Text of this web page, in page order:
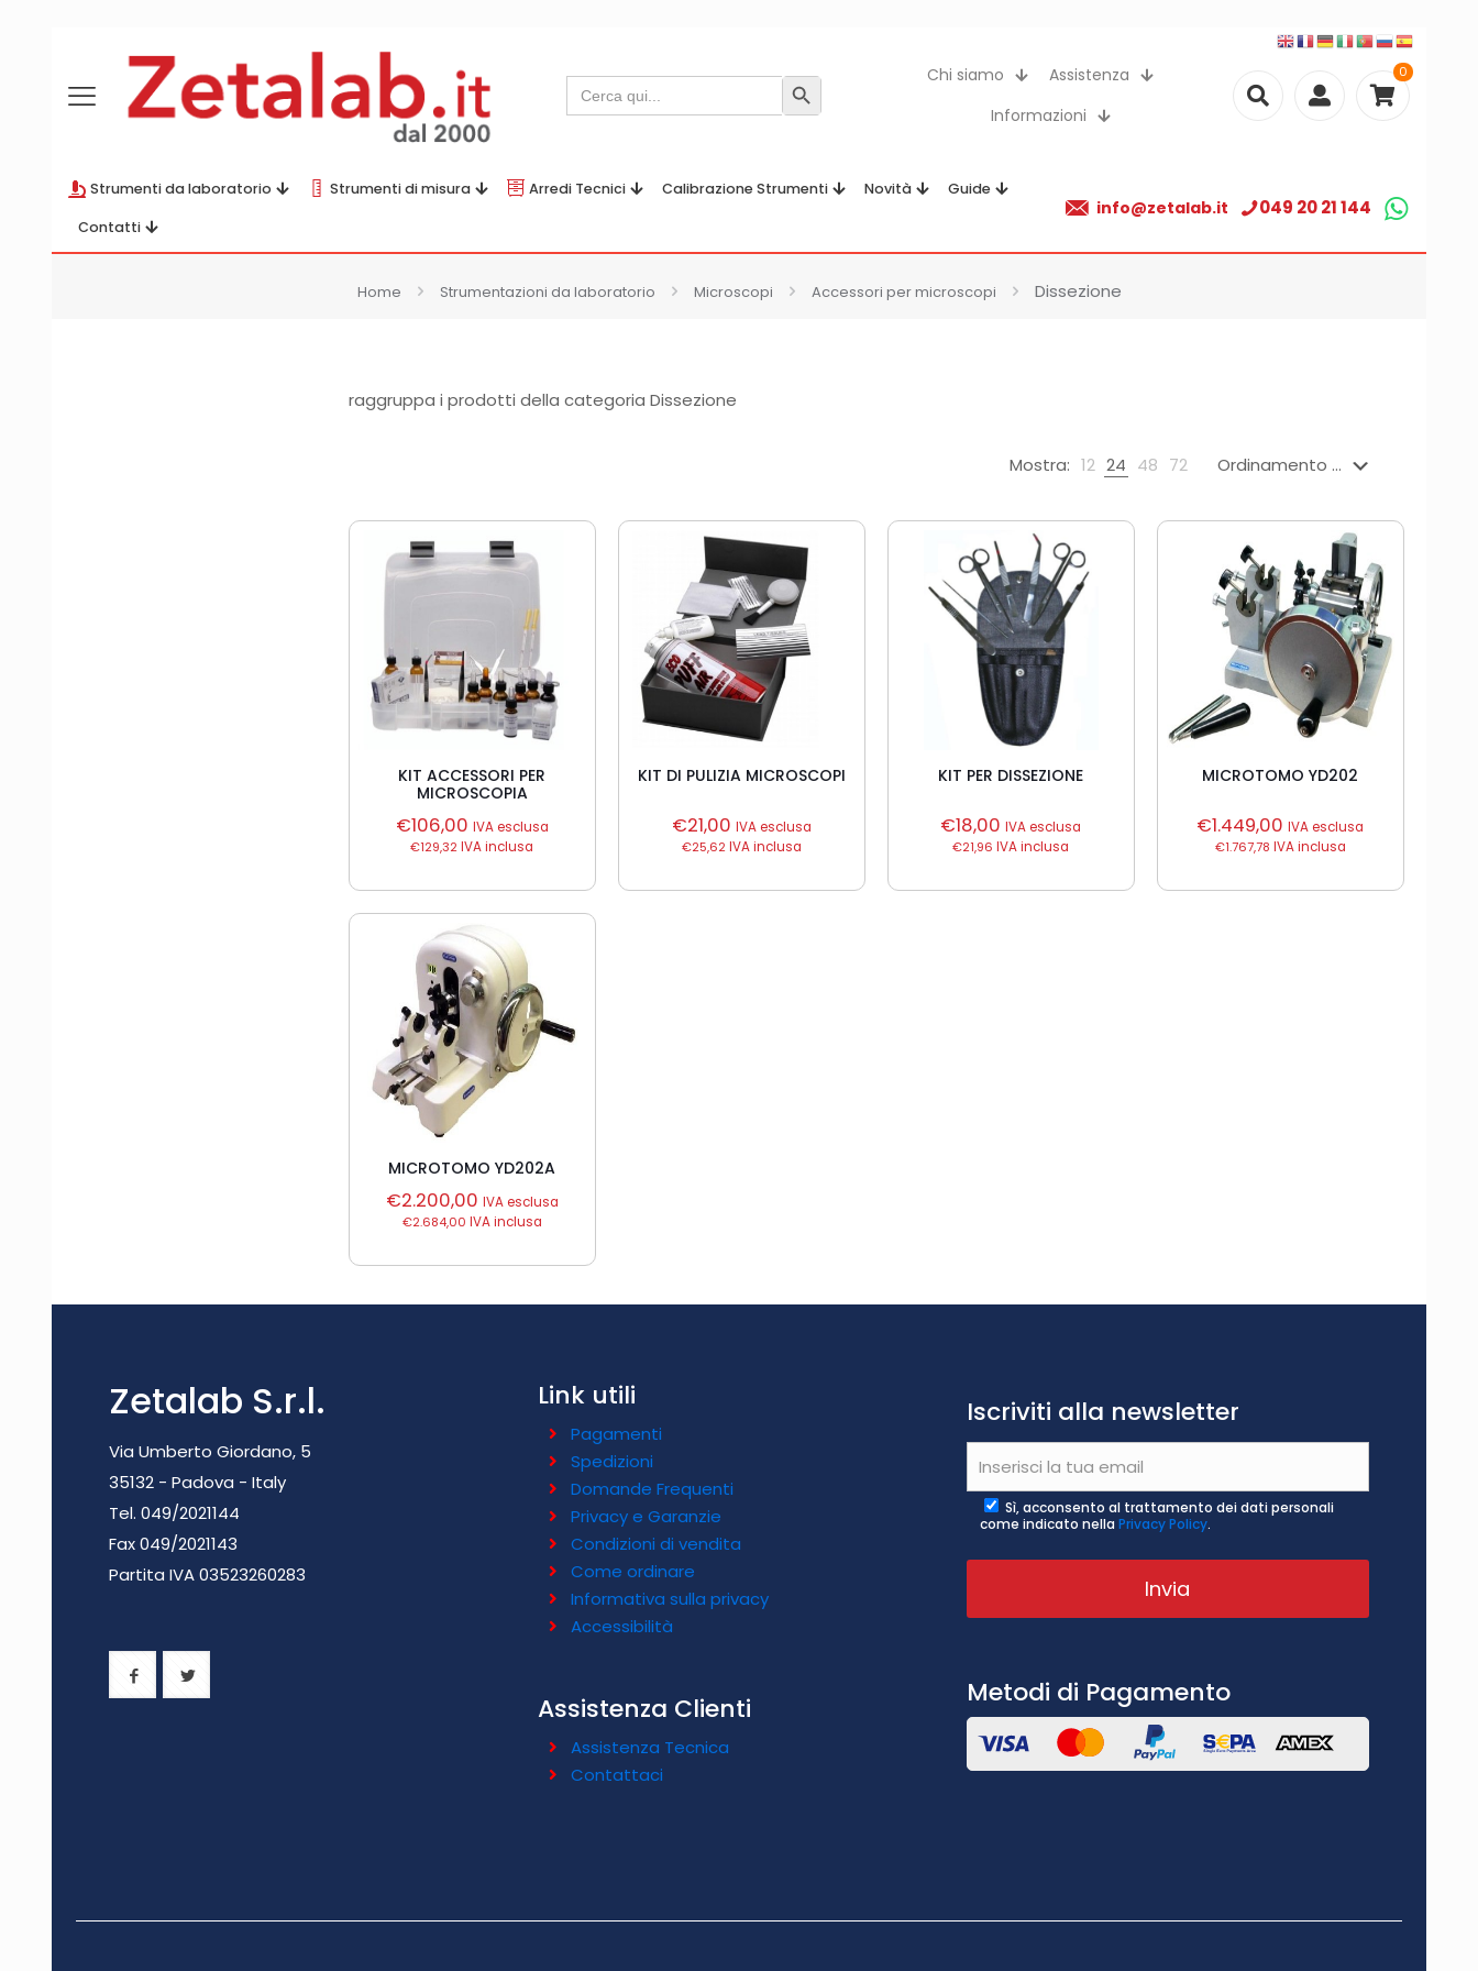
Search
for: Search Button
Chi siamo
Assistenza
Informazioni
0
Strumenti da laboratorio Strumenti di misura Arredi Tecnici Calibrazione Strumenti Novità Guide
Contatti
info@zetalab.it 049 20 21 144
Home Strumentazioni da laboratorio Microscopi Accessori per microscopi Dissezione
raggruppa i prodotti della categoria Dissezione
Mostra: 12 24 48 72
KIT ACCESSORI PER
MICROSCOPIA
€106,00 IVA esclusa
€129,32IVA inclusa
KIT DI PULIZIA MICROSCOPI
€21,00 IVA esclusa
€25,62IVA inclusa
KIT PER DISSEZIONE
€18,00 IVA esclusa
€21,96 IVA inclusa
MICROTOMO YD202
€1.449,00 IVA esclusa
€1.767,78 IVA inclusa
MICROTOMO YD202A
€2.200,00 IVA esclusa
€2.684,00 IVA inclusa
Zetalab S.r.l.
Via Umberto Giordano, 5
35132 - Padova - Italy
Tel. 049/2021144
Fax 049/2021143
Partita IVA 03523260283
Link utili
Pagamenti
Spedizioni
Domande Frequenti
Privacy e Garanzie
Condizioni di vendita
Come ordinare
Informativa sulla privacy
Accessibilità
Assistenza Clienti
Assistenza Tecnica
Contattaci
Iscriviti alla newsletter
Sì, acconsento al trattamento dei dati personali
come indicato nella Privacy Policy.
Metodi di Pagamento